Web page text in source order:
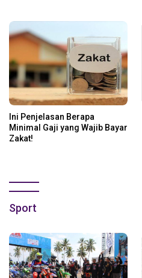
Ini Penjelasan Berapa
Minimal Gaji yang Wajib Bayar
Zakat!
Sport